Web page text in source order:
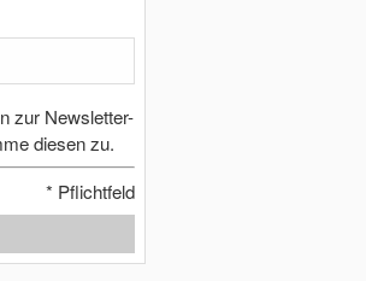
zur Newsletter-
diesen zu.
* Pflichtfeld